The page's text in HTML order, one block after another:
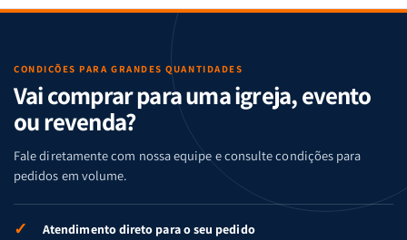
CONDIÇÕES PARA GRANDES QUANTIDADES
Vai comprar para uma igreja, evento
ou revenda?
Fale diretamente com nossa equipe e consulte condições para
pedidos em volume.
✓ Atendimento direto para o seu pedido